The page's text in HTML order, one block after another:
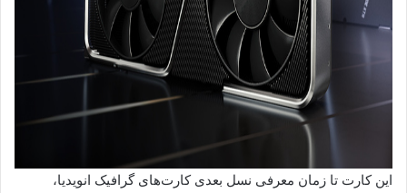
این کارت تا زمان معرفی نسل بعدی کارت‌های گرافیک انویدیا،